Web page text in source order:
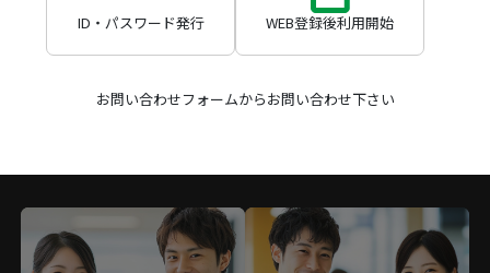
ID・パスワード発行 WEB登録後利用開始
お問い合わせフォームからお問い合わせ下さい